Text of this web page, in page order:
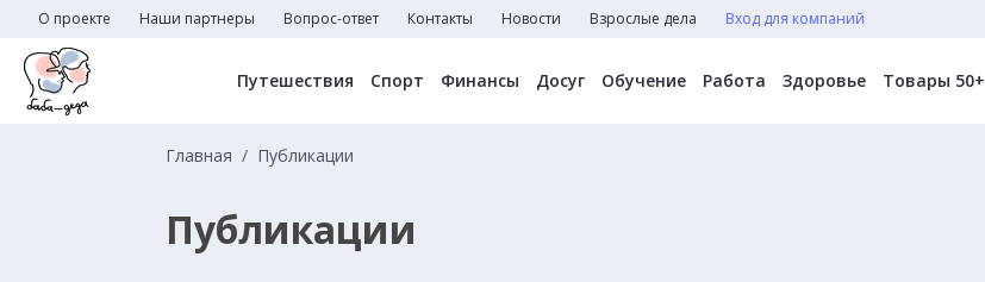
О проекте Наши партнеры Вопрос-ответ Контакты Новости Взрослые дела Вход для компаний
Путешествия Спорт Финансы Досуг Обучение Работа Здоровье Товары 50+
Главная Публикации
Публикации